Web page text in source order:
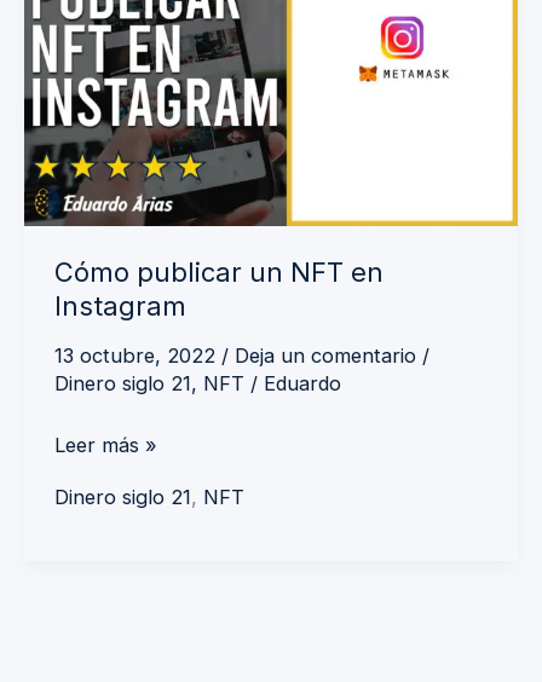
Cómo publicar un NFT en
Instagram
13 octubre, 2022 / Deja un comentario /
Dinero siglo 21, NFT / Eduardo
NFT
en
Instagram
Leer más »
Dinero siglo 21, NFT